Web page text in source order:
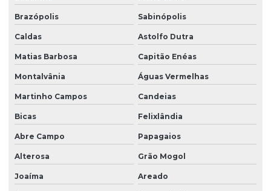
Brazópolis Sabinópolis
Caldas Astolfo Dutra
Matias Barbosa Capitão Enéas
Montalvânia Águas Vermelhas
Martinho Campos Candeias
Bicas Felixlândia
Abre Campo Papagaios
Alterosa Grão Mogol
Joaíma Areado